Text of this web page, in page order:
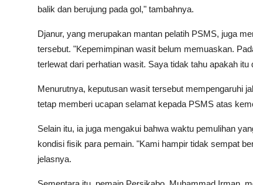
balik dan berujung pada gol," tambahnya.
Djanur, yang merupakan mantan pelatih PSMS, juga
tersebut. "Kepemimpinan wasit belum memuaskan.
terlewat dari perhatian wasit. Saya tidak tahu apakah itu
Menurutnya, keputusan wasit tersebut mempengaruhi
tetap memberi ucapan selamat kepada PSMS atas
Selain itu, ia juga mengakui bahwa waktu pemulihan
kondisi fisik para pemain. "Kami hampir tidak sempat
jelasnya.